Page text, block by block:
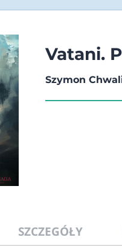
Vatani.
Szymon
SZCZEGÓŁY